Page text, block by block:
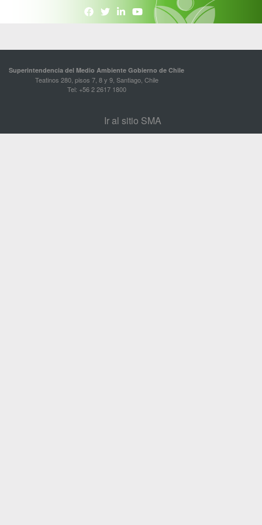
Superintendencia del Medio Ambiente Gobierno de Chile
Teatinos 280, pisos 7, 8 y 9, Santiago, Chile
Tel: +56 2 2617 1800
Ir al sitio SMA